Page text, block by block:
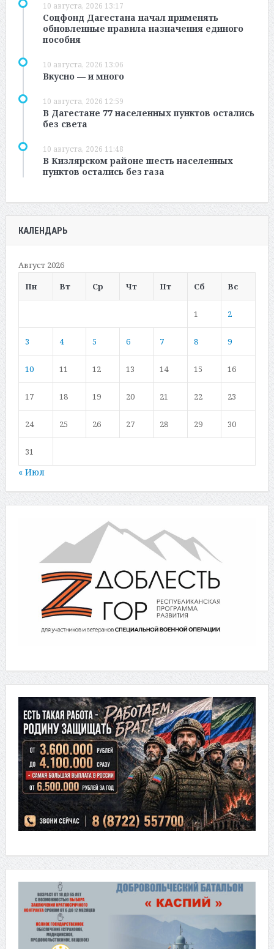
10 августа, 2026 13:17
Соцфонд Дагестана начал применять
обновленные правила назначения единого
пособия
10 августа, 2026 13:06
Вкусно — и много
10 августа, 2026 12:59
В Дагестане 77 населенных пунктов остались
без света
10 августа, 2026 11:48
В Кизлярском районе шесть населенных
пунктов остались без газа
КАЛЕНДАРЬ
Август 2026
Пн
Вт Ср Чт Пт Сб Вс
1 2
3 4 5 6 7 8 9
10 11 12 13 14 15 16
17 18 19 20 21 22 23
24 25 26 27 28 29 30
31
« Июл